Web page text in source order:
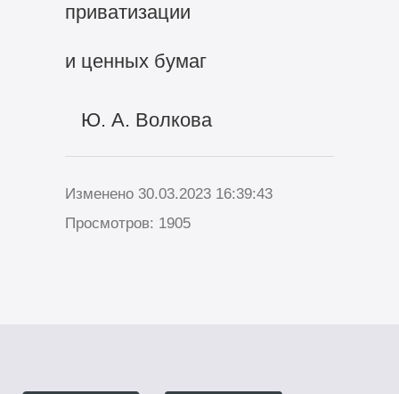
приватизации
и ценных бумаг
Ю. А. Волкова
Изменено 30.03.2023 16:39:43
Просмотров: 1905